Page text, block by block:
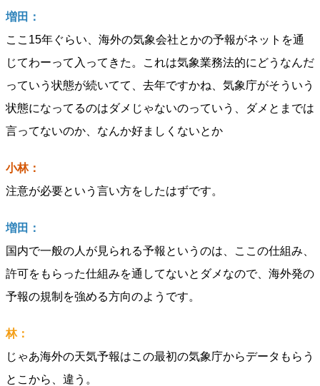
増田：
ここ15年ぐらい、海外の気象会社とかの予報がネットを通
じてわーって入ってきた。これは気象業務法的にどうなんだ
っていう状態が続いてて、去年ですかね、気象庁がそういう
状態になってるのはダメじゃないのっていう、ダメとまでは
言ってないのか、なんか好ましくないとか
小林：
注意が必要という言い方をしたはずです。
増田：
国内で一般の人が見られる予報というのは、ここの仕組み、
許可をもらった仕組みを通してないとダメなので、海外発の
予報の規制を強める方向のようです。
林：
じゃあ海外の天気予報はこの最初の気象庁からデータもらう
とこから、違う。